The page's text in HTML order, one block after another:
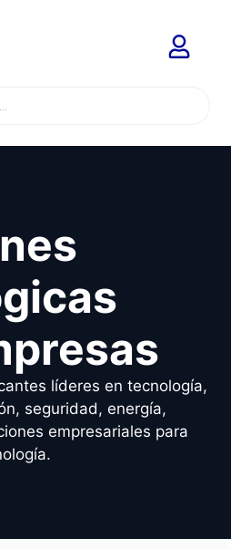
líderes en tecnología,
seguridad, energía,
empresariales para